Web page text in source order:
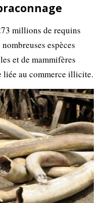
millions de requins
espèces
et de mammifères
liée au commerce illicite.